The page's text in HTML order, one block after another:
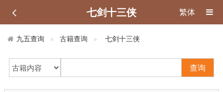
七剑十三侠 繁体
九五查询 古籍查询 七剑十三侠
查询